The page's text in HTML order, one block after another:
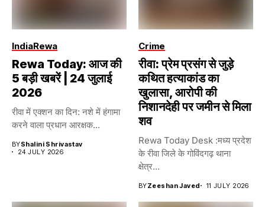
IndiaRewa
Rewa Today: आज की
5 बड़ी खबरें | 24 जुलाई
2026
रीवा में एक्शन का दिन: नशे में हंगामा
करने वाला प्रधान आरक्षक...
BYShalini Shrivastav
24 JULY 2026
Crime
रीवा: प्रेम प्रसंग से जुड़े
कथित हत्याकांड का
खुलासा, आरोपी की
निशानदेही पर जमीन से मिला
शव
Rewa Today Desk :मध्य प्रदेश
के रीवा जिले के गोविंदगढ़ थाना
क्षेत्र...
BYZeeshan Javed 11 JULY 2026